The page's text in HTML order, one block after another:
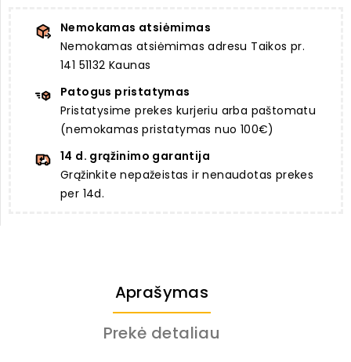
Nemokamas atsiėmimas
Nemokamas atsiėmimas adresu Taikos pr.
141 51132 Kaunas
Patogus pristatymas
Pristatysime prekes kurjeriu arba paštomatu
(nemokamas pristatymas nuo 100€)
14 d. grąžinimo garantija
Grąžinkite nepažeistas ir nenaudotas prekes
per 14d.
Aprašymas
Prekė detaliau